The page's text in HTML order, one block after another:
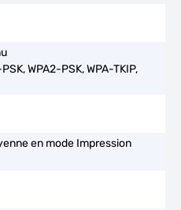
WPA2-PSK, WPA-TKIP,